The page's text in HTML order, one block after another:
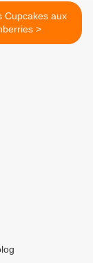
Cupcakes aux
cranberries >